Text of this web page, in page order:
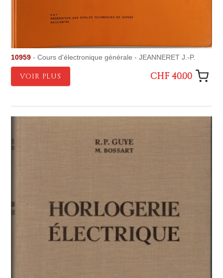
10959 - Cours d'électronique générale - JEANNERET J.-P.
VOIR PLUS CHF 40.00